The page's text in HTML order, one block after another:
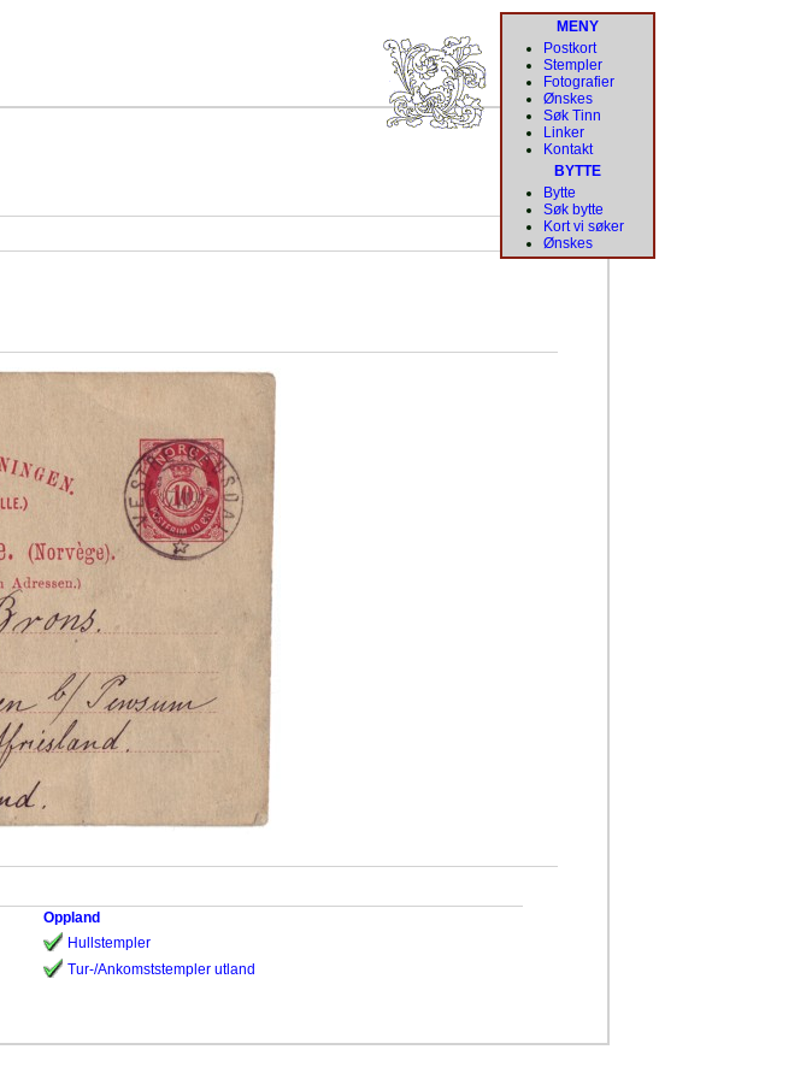
Oppland
Hullstempler
Tur-/Ankomststempler utland
MENY
Postkort
Stempler
Fotografier
Ønskes
Søk Tinn
Linker
Kontakt
BYTTE
Bytte
Søk bytte
Kort vi søker
Ønskes